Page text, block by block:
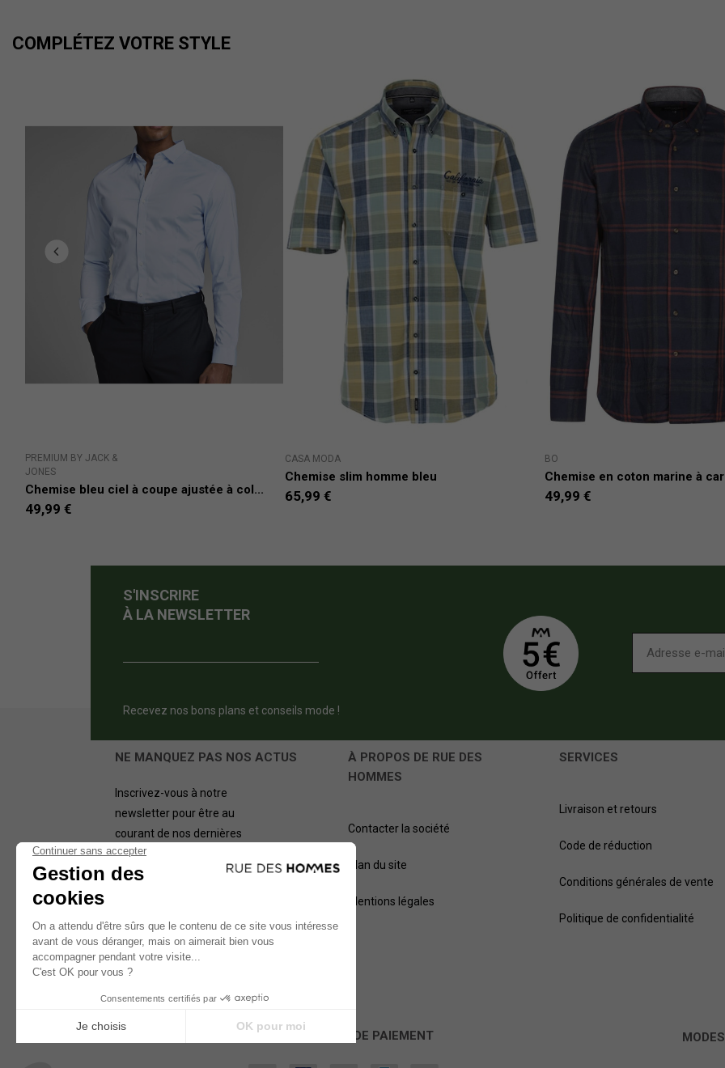
COMPLÉTEZ VOTRE STYLE
PREMIUM BY JACK &
JONES
Chemise bleu ciel à coupe ajustée à col...
49,99 €
CASA MODA
Chemise slim homme bleu
65,99 €
BO
Chemise en coton marine à
49,99 €
S'INSCRIRE
À LA NEWSLETTER
Recevez nos bons plans et conseils mode !
NE MANQUEZ PAS NOS ACTUS
Inscrivez-vous à notre
newsletter pour être au
courant de nos dernières
offres.
À PROPOS DE RUE DES
HOMMES
Contacter la société
Plan du site
Mentions légales
SERVICES
Livraison et retours
Code de réduction
Conditions générales de vente
Politique de confidentialité
NOS MÉTHODES DE PAIEMENT